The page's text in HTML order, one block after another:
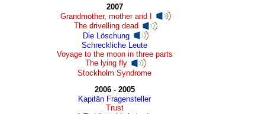
2007
Grandmother, mother and I
The drivelling dead
Die Löschung
Schreckliche Leute
Voyage to the moon in three parts
The lying fly
Stockholm Syndrome
2006 - 2005
Kapitän Fragensteller
Trust